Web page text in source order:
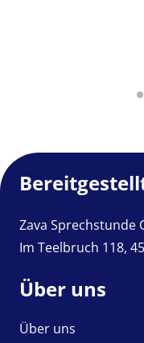
Zava Sprechstunde
Im Teelbruch 118,
Über uns
Über uns